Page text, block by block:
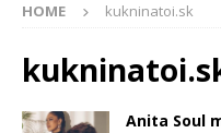
HOME kukninatoi.sk
Anita Soul